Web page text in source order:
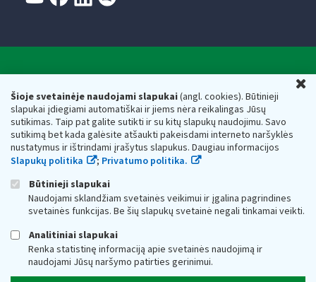
Šioje svetainėje naudojami slapukai(angl. cookies). Būtinieji
slapukai įdiegiami automatiškai ir jiems nėra reikalingas Jūsų
sutikimas. Taip pat galite sutikti ir su kitų slapukų naudojimu. Savo
sutikimą bet kada galėsite atšaukti pakeisdami interneto naršyklės
nustatymus ir ištrindami įrašytus slapukus. Daugiau informacijos
Slapukų politika
; Privatumo politika.
Būtinieji slapukai
Naudojami sklandžiam svetainės veikimui ir įgalina pagrindines
svetainės funkcijas. Be šių slapukų svetainė negali tinkamai veikti.
Analitiniai slapukai
Renka statistinę informaciją apie svetainės naudojimą ir
naudojami Jūsų naršymo patirties gerinimui.
Respublikos finansų ministerijos
Biudžetinė įstaiga. Juridinio asmens kodas — 188659752,
adresas: Vasario 16-osios g. 14, 01107 Vilnius, Lietuva, el.paštas:
vmi@vmi.lt, E. pristatymo dėžutės adresas 188659752
Duomenys apie Valstybinę mokesčių inspekciją prie Lietuvos
Respublikos finansų ministerijos kaupiami ir saugomi Juridinių